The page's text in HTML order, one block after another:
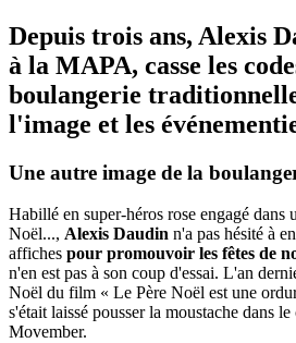
Depuis trois ans, Alexis
à la MAPA, casse les
boulangerie
l'image et les
Une autre image de la
Habillé en super-héros rose engagé dans
Noël..., Alexis Daudin n'a pas hésité à
affiches pour promouvoir les fêtes de
n'en est pas à son coup d'essai. L'an
Noël du film « Le Père Noël est une
s'était laissé pousser la moustache dans
Movember.